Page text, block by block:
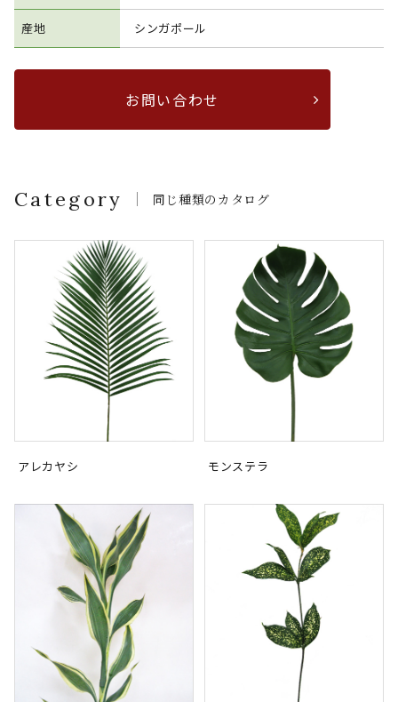
産地 シンガポール
お問い合わせ
Category 同じ種類のカタログ
アレカヤシ モンステラ